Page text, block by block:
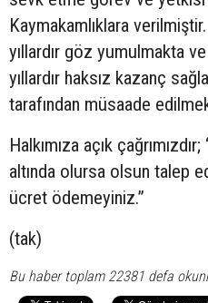
Kaymakamlıklara
yıllardır göz yumulmakta
yıllardır haksız kazanç
tarafından müsaade
Halkımıza açık
altında olursa olsun talep
ücret ödemeyiniz.”
(tak)
Bu haber toplam 22381 defa